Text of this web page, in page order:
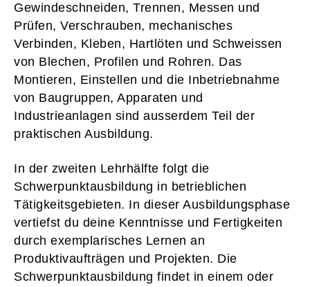
Gewindeschneiden, Trennen, Messen und
Prüfen, Verschrauben, mechanisches
Verbinden, Kleben, Hartlöten und Schweissen
von Blechen, Profilen und Rohren. Das
Montieren, Einstellen und die Inbetriebnahme
von Baugruppen, Apparaten und
Industrieanlagen sind ausserdem Teil der
praktischen Ausbildung.
In der zweiten Lehrhälfte folgt die
Schwerpunktausbildung in betrieblichen
Tätigkeitsgebieten. In dieser Ausbildungsphase
vertiefst du deine Kenntnisse und Fertigkeiten
durch exemplarisches Lernen an
Produktivaufträgen und Projekten. Die
Schwerpunktausbildung findet in einem oder